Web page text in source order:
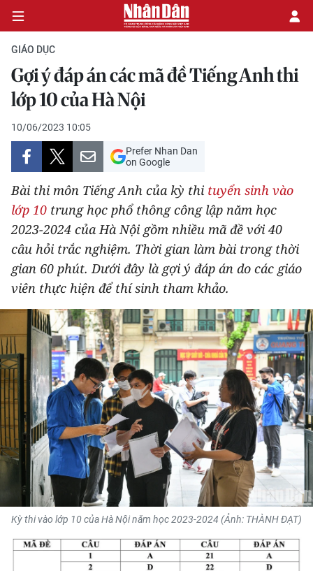
CHÍNH TRỊ
KINH TẾ
VĂN HÓA
XÃ HỘI
PHÁP LUẬT
DU LỊCH
THẾ GIỚI
THỂ THAO
GIÁO DỤC
Y TẾ
KHOA HỌC - CÔNG NGHỆ
MÔI TRƯỜNG
BẠN ĐỌC
TRI THỨC CHUYÊN SÂU
GIÁO DỤC
Gợi ý đáp án các mã đề Tiếng Anh thi
lớp 10 của Hà Nội
10/06/2023 10:05
Prefer Nhan Dan
on Google
Bài thi môn Tiếng Anh của kỳ thi tuyển sinh vào
lớp 10 trung học phổ thông công lập năm học
2023-2024 của Hà Nội gồm nhiều mã đề với 40
câu hỏi trắc nghiệm. Thời gian làm bài trong thời
gian 60 phút. Dưới đây là gợi ý đáp án do các giáo
viên thực hiện để thí sinh tham khảo.
Kỳ thi vào lớp 10 của Hà Nội năm học 2023-2024 (Ảnh: THÀNH ĐẠT)